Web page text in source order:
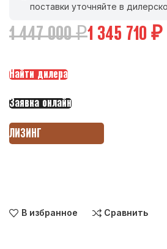
поставки уточняйте в
1 447 000₽1 345 710 ₽
Найти дилера
Заявка онлайн
ЛИЗИНГ
В избранное Сравнить